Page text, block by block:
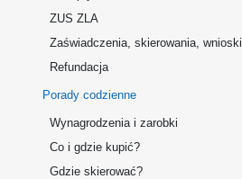
ZUS ZLA
Zaświadczenia, skierowania, wnioski
Refundacja
Porady codzienne
Wynagrodzenia i zarobki
Co i gdzie kupić?
Gdzie skierować?